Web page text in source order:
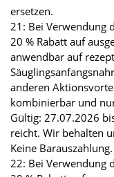
ersetzen.
21: Bei Verwendung
20 % Rabatt auf
anwendbar auf
anderen
kombinierbar und
Gültig: 27.07.2026
reicht. Wir behalten
Keine Barauszahlung.
22: Bei Verwendung